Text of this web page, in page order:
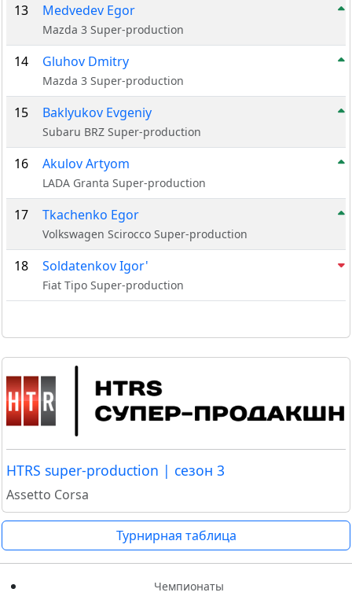
13 Medvedev Egor
Mazda 3 Super-production
14 Gluhov Dmitry
Mazda 3 Super-production
15 Baklyukov Evgeniy
Subaru BRZ Super-production
16 Akulov Artyom
LADA Granta Super-production
17 Tkachenko Egor
Volkswagen Scirocco Super-production
18 Soldatenkov Igor'
Fiat Tipo Super-production
HTRS super-production | сезон 3
Assetto Corsa
Турнирная таблица
Чемпионаты